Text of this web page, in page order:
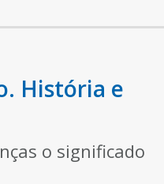
História e
o significado